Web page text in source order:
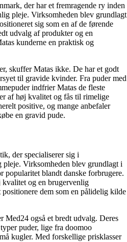
der har et fremragende ry inden
pleje. Virksomheden blev grundlagt
sig som en af de førende
udvalg af produkter og en
kunderne en praktisk og
skuffer Matas ikke. De har et godt
til gravide kvinder. Fra puder med
indfrier Matas de fleste
af høj kvalitet og fås til rimelige
positive, og mange anbefaler
en gravid pude.
der specialiserer sig i
pleje. Virksomheden blev grundlagt i
popularitet blandt danske forbrugere.
og en brugervenlig
dem som en pålidelig kilde
Med24 også et bredt udvalg. Deres
puder, lige fra doomoo
kugler. Med forskellige prisklasser